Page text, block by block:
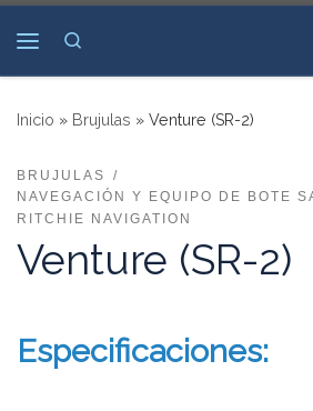
Saltar al contenido
Inicio » Brujulas » Venture (SR-2)
BRUJULAS
NAVEGACIÓN Y EQUIPO DE BOTE
RITCHIE NAVIGATION
Venture (SR-2)
Especificaciones: